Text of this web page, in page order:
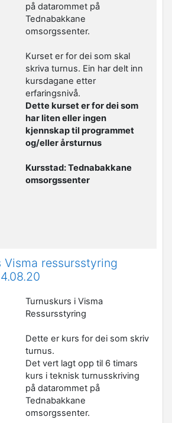
på datarommet på
Tednabakkane
omsorgssenter.
Kurset er for dei som skal
skriva turnus. Ein har delt inn
kursdagane etter
erfaringsnivå.
Dette kurset er for dei som
har liten eller ingen
kjennskap til programmet
og/eller årsturnus
Kursstad: Tednabakkane
omsorgssenter
Visma ressursstyring
Turnuskurs i Visma
Ressursstyring
Dette er kurs for dei som skriv
turnus.
Det vert lagt opp til 6 timars
kurs i teknisk turnusskriving
på datarommet på
Tednabakkane
omsorgssenter.